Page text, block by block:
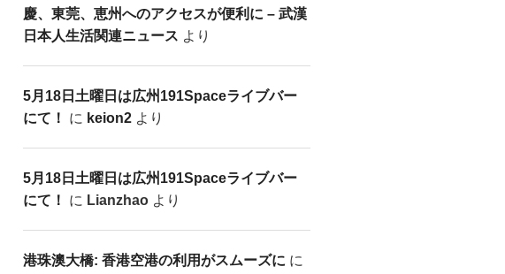
慶、東莞、恵州へのアクセスが便利に – 武漢
日本人生活関連ニュース より
5月18日土曜日は広州191Spaceライブバー
にて！
に keion2より
5月18日土曜日は広州191Spaceライブバー
にて！
に Lianzhaoより
港珠澳大橋: 香港空港の利用がスムーズに に